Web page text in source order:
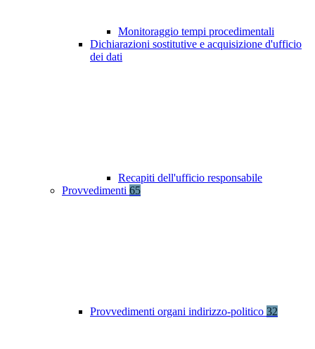
Monitoraggio tempi procedimentali
Dichiarazioni sostitutive e acquisizione d'ufficio
dei dati
Recapiti dell'ufficio responsabile
Provvedimenti 65
Provvedimenti organi indirizzo-politico 32